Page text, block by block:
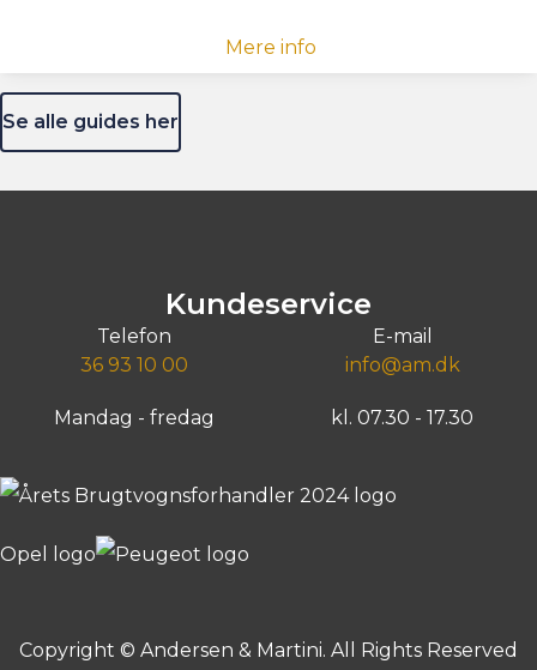
Mere info
Se alle guides her
Kundeservice
Telefon
36 93 10 00
E-mail
info@am.dk
Mandag - fredag kl. 07.30 - 17.30
Copyright © Andersen & Martini. All Rights Reserved